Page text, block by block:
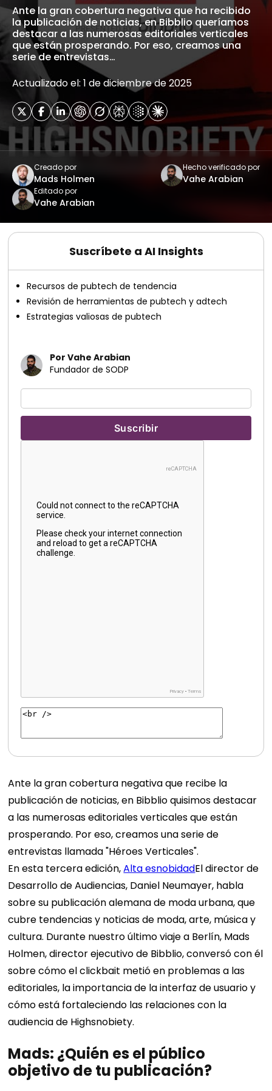
Ante la gran cobertura negativa que ha recibido
la publicación de noticias, en Bibblio queríamos
destacar a las numerosas editoriales verticales
que están prosperando. Por eso, creamos una
serie de entrevistas…
Actualizado el: 1 de diciembre de 2025
Creado por
Mads Holmen
Hecho verificado por
Vahe Arabian
Editado por
Vahe Arabian
Suscríbete a AI Insights
Recursos de pubtech de tendencia
Revisión de herramientas de pubtech y adtech
Estrategias valiosas de pubtech
Por Vahe Arabian
Fundador de SODP
Ante la gran cobertura negativa que recibe la
publicación de noticias, en Bibblio quisimos destacar
a las numerosas editoriales verticales que están
prosperando. Por eso, creamos una serie de
entrevistas llamada "Héroes Verticales".
En esta tercera edición,Alta esnobidadEl director de
Desarrollo de Audiencias, Daniel Neumayer, habla
sobre su publicación alemana de moda urbana, que
cubre tendencias y noticias de moda, arte, música y
cultura. Durante nuestro último viaje a Berlín, Mads
Holmen, director ejecutivo de Bibblio, conversó con él
sobre cómo el clickbait metió en problemas a las
editoriales, la importancia de la interfaz de usuario y
cómo está fortaleciendo las relaciones con la
audiencia de Highsnobiety.
Mads: ¿Quién es el público
objetivo de tu publicación?